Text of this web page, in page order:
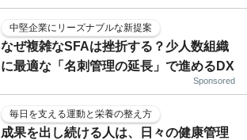
中堅企業にリーズナブルな新提案
なぜ複雑なSFAは挫折する？少人数組織
に最適な「名刺管理の延長」で進めるDX
Sponsored
毎日を支える運動と栄養の整え方
成果を出し続ける人は、日々の健康管理